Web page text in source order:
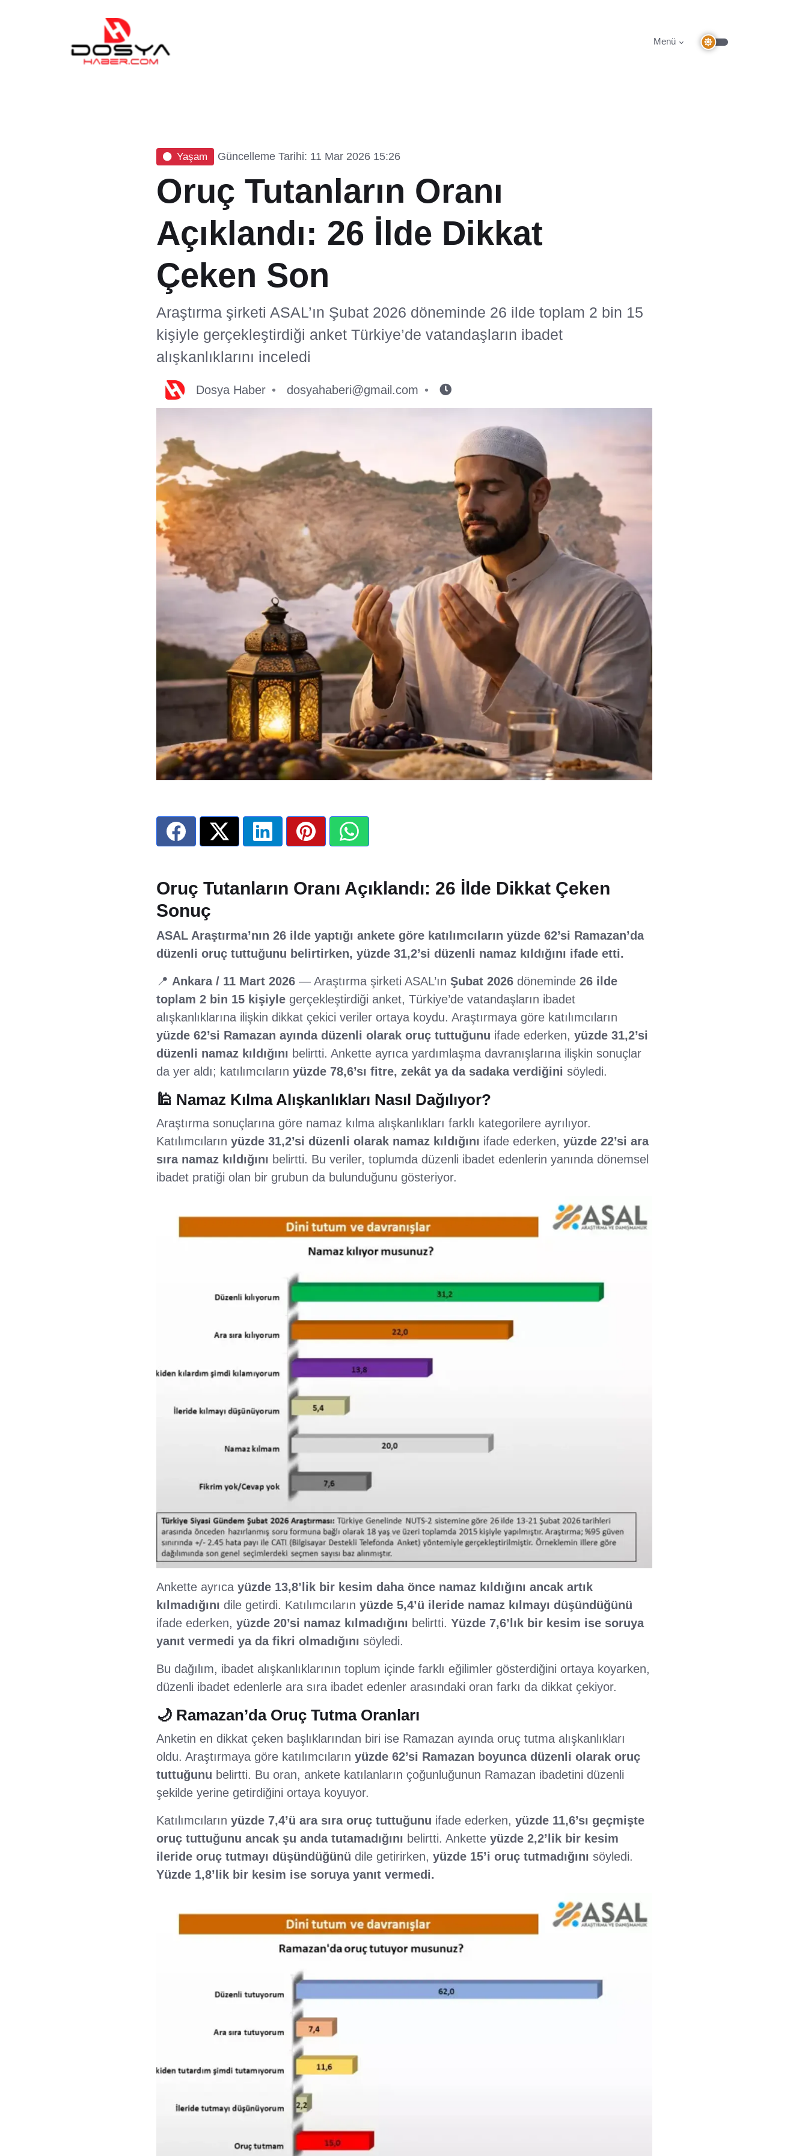
Menü
Yaşam Güncelleme Tarihi: 11 Mar 2026 15:26
Oruç Tutanların Oranı
Açıklandı: 26 İlde Dikkat
Çeken Son
Araştırma şirketi ASAL’ın Şubat 2026 döneminde 26 ilde toplam 2 bin 15
kişiyle gerçekleştirdiği anket Türkiye’de vatandaşların ibadet
alışkanlıklarını inceledi
Dosya Haber dosyahaberi@gmail.com
Oruç Tutanların Oranı Açıklandı: 26 İlde Dikkat Çeken
Sonuç
ASAL Araştırma’nın 26 ilde yaptığı ankete göre katılımcıların yüzde 62’si Ramazan’da
düzenli oruç tuttuğunu belirtirken, yüzde 31,2’si düzenli namaz kıldığını ifade etti.
📍 Ankara / 11 Mart 2026— Araştırma şirketi ASAL’ın Şubat 2026döneminde 26 ilde
toplam 2 bin 15 kişiylegerçekleştirdiği anket, Türkiye’de vatandaşların ibadet
alışkanlıklarına ilişkin dikkat çekici veriler ortaya koydu. Araştırmaya göre katılımcıların
yüzde 62’si Ramazan ayında düzenli olarak oruç tuttuğunu ifade ederken, yüzde 31,2’si
düzenli namaz kıldığını belirtti. Ankette ayrıca yardımlaşma davranışlarına ilişkin sonuçlar
da yer aldı; katılımcıların yüzde 78,6’sı fitre, zekât ya da sadaka verdiğini söyledi.
🕌 Namaz Kılma Alışkanlıkları Nasıl Dağılıyor?
Araştırma sonuçlarına göre namaz kılma alışkanlıkları farklı kategorilere ayrılıyor.
Katılımcıların yüzde 31,2’si düzenli olarak namaz kıldığını ifade ederken, yüzde 22’si ara
sıra namaz kıldığını belirtti. Bu veriler, toplumda düzenli ibadet edenlerin yanında dönemsel
ibadet pratiği olan bir grubun da bulunduğunu gösteriyor.
Ankette ayrıca yüzde 13,8’lik bir kesim daha önce namaz kıldığını ancak artık
kılmadığını dile getirdi. Katılımcıların yüzde 5,4’ü ileride namaz kılmayı düşündüğünü
ifade ederken, yüzde 20’si namaz kılmadığını belirtti. Yüzde 7,6’lık bir kesim ise soruya
yanıt vermedi ya da fikri olmadığını söyledi.
Bu dağılım, ibadet alışkanlıklarının toplum içinde farklı eğilimler gösterdiğini ortaya koyarken,
düzenli ibadet edenlerle ara sıra ibadet edenler arasındaki oran farkı da dikkat çekiyor.
🌙 Ramazan’da Oruç Tutma Oranları
Anketin en dikkat çeken başlıklarından biri ise Ramazan ayında oruç tutma alışkanlıkları
oldu. Araştırmaya göre katılımcıların yüzde 62’si Ramazan boyunca düzenli olarak oruç
tuttuğunu belirtti. Bu oran, ankete katılanların çoğunluğunun Ramazan ibadetini düzenli
şekilde yerine getirdiğini ortaya koyuyor.
Katılımcıların yüzde 7,4’ü ara sıra oruç tuttuğunu ifade ederken, yüzde 11,6’sı geçmişte
oruç tuttuğunu ancak şu anda tutamadığını belirtti. Ankette yüzde 2,2’lik bir kesim
ileride oruç tutmayı düşündüğünü dile getirirken, yüzde 15’i oruç tutmadığını söyledi.
Yüzde 1,8’lik bir kesim ise soruya yanıt vermedi.